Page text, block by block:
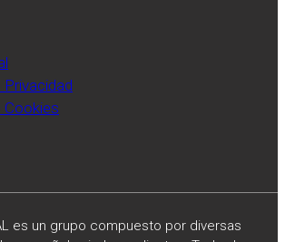
Cookies
es un grupo compuesto por diversas